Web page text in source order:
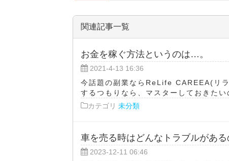
関連記事一覧
お金を稼ぐ方法というのは…。
2021-4-13 16:36
今話題の副業ならReLife CAREEA(リ
するつもりなら、マスターしておきたい
カテゴリ 未分類
車を売る時はどんなトラブルがある
2023-12-11 06:46